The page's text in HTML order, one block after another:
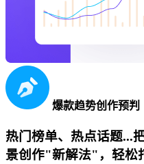
爆款趋势创作预判
热门榜单、热点话题...
景创作"新解法"，轻松